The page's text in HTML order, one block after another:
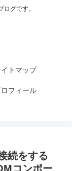
グです。
トマップ
ロフィール
続をする
コンポー